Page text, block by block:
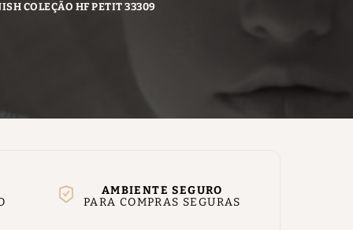
COLEÇÃO HF PETIT 33309
AMBIENTE SEGURO
PARA COMPRAS SEGURAS